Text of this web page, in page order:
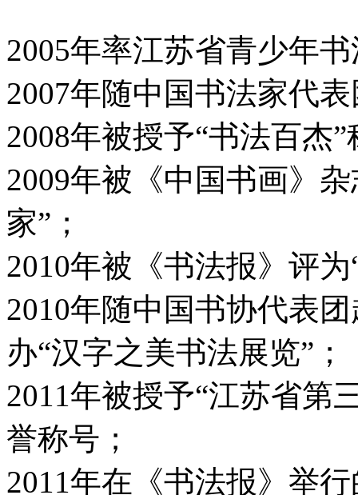
2005年率江苏省青少年
2007年随中国书法家代
2008年被授予“书法百杰
2009年被《中国书画》
家”；
2010年被《书法报》评
2010年随中国书协代表
办“汉字之美书法展览”；
2011年被授予“江苏省第
誉称号；
2011年在《书法报》举